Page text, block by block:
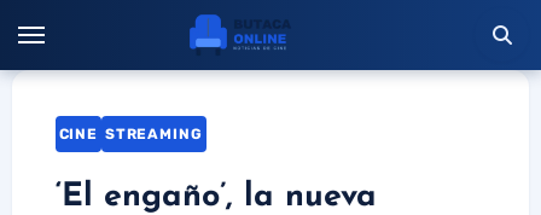
contenido
CINE STREAMING
‘El engaño’, la nueva